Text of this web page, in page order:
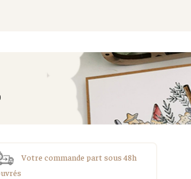
Votre commande part sous 48h